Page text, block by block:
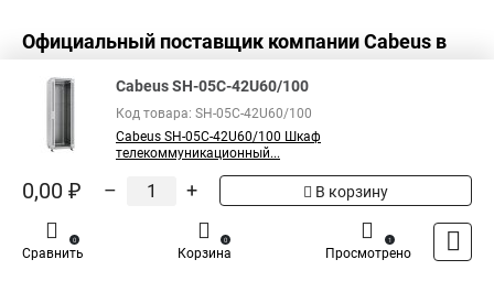
Официальный поставщик компанииCabeus в
Cabeus SH-05C-42U60/100
Код товара: SH-05C-42U60/100
Cabeus SH-05C-42U60/100 Шкаф
телекоммуникационный...
0,00 ₽ – + В корзину
Сравнить
0
Корзина
0
Просмотрено
1